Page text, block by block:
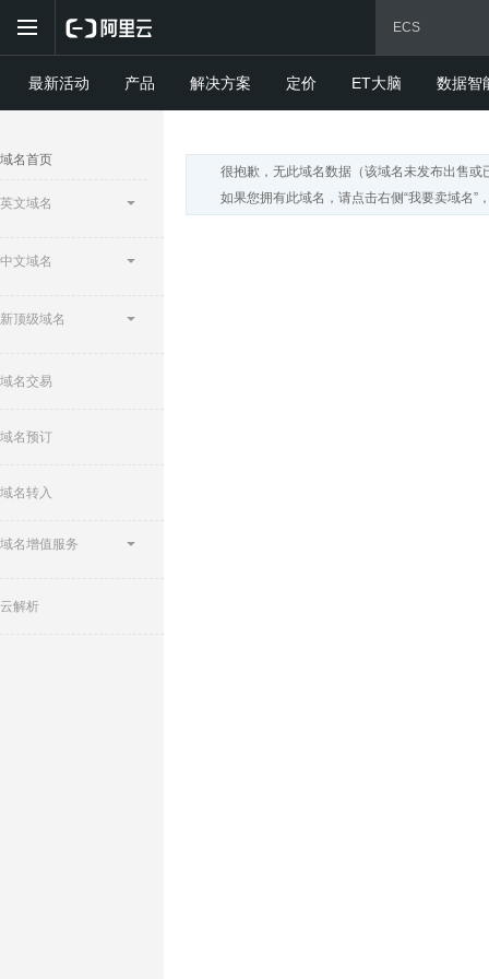
最新活动 产品 解决方案 定价 ET大脑 数据智
域名首页
英文域名
中文域名
新顶级域名
域名交易
域名预订
域名转入
域名增值服务
云解析
很抱歉，无此域名数据（该域名未发布出售或
如果您拥有此域名，请点击右侧“我要卖域名”